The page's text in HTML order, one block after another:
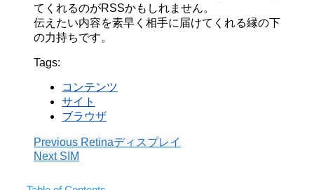
てくれるのがRSSかもしれません。
伝えたい内容を素早く相手に届けてくれる縁の下
の力持ちです。
Tags:
コンテンツ
サイト
ブラウザ
Previous Retinaディスプレイ
Next SIM